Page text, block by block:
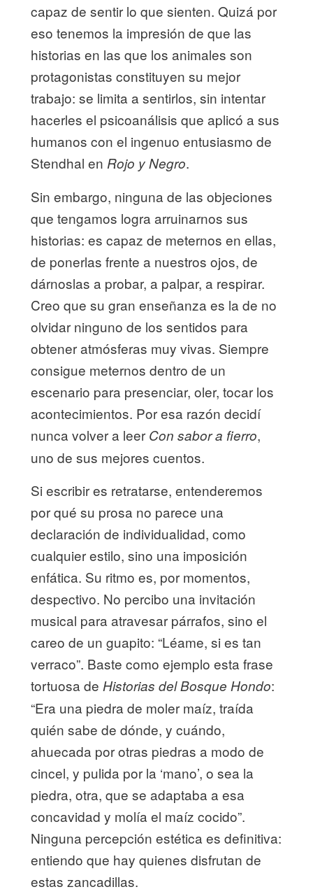
capaz de sentir lo que sienten. Quizá por
eso tenemos la impresión de que las
historias en las que los animales son
protagonistas constituyen su mejor
trabajo: se limita a sentirlos, sin intentar
hacerles el psicoanálisis que aplicó a sus
humanos con el ingenuo entusiasmo de
Stendhal en Rojo y Negro.
Sin embargo, ninguna de las objeciones
que tengamos logra arruinarnos sus
historias: es capaz de meternos en ellas,
de ponerlas frente a nuestros ojos, de
dárnoslas a probar, a palpar, a respirar.
Creo que su gran enseñanza es la de no
olvidar ninguno de los sentidos para
obtener atmósferas muy vivas. Siempre
consigue meternos dentro de un
escenario para presenciar, oler, tocar los
acontecimientos. Por esa razón decidí
nunca volver a leer Con sabor a fierro,
uno de sus mejores cuentos.
Si escribir es retratarse, entenderemos
por qué su prosa no parece una
declaración de individualidad, como
cualquier estilo, sino una imposición
enfática. Su ritmo es, por momentos,
despectivo. No percibo una invitación
musical para atravesar párrafos, sino el
careo de un guapito: “Léame, si es tan
verraco”. Baste como ejemplo esta frase
tortuosa de Historias del Bosque Hondo:
“Era una piedra de moler maíz, traída
quién sabe de dónde, y cuándo,
ahuecada por otras piedras a modo de
cincel, y pulida por la ‘mano’, o sea la
piedra, otra, que se adaptaba a esa
concavidad y molía el maíz cocido”.
Ninguna percepción estética es definitiva:
entiendo que hay quienes disfrutan de
estas zancadillas.